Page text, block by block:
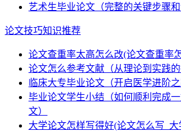
艺术生毕业论文（完整的关键步骤和
论文技巧知识推荐
论文查重率太高怎么改(论文查重率
论文怎么参考文献（从理论到实践的
临床大专毕业论文（开启医学进阶之
毕业论文学生小结（如何顺利完成
文）
大学论文怎样写得好(论文怎么写_大